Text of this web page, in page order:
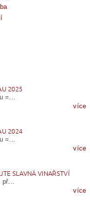
2025
=...
více
2024
=...
více
SLAVNÁ VINAŘSTVÍ
více